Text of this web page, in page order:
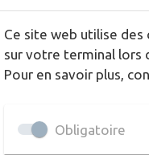
Les soirs
Ce site web utilise
sur votre terminal lors
Pour en savoir plus,
Obligatoire